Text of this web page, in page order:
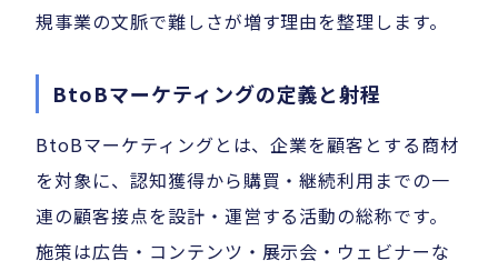
規事業の文脈で難しさが増す理由を整理します。
BtoBマーケティングの定義と射程
BtoBマーケティングとは、企業を顧客とする商材
を対象に、認知獲得から購買・継続利用までの一
連の顧客接点を設計・運営する活動の総称です。
施策は広告・コンテンツ・展示会・ウェビナーな